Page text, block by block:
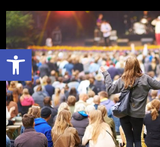
Ouvrir la barre d’outils